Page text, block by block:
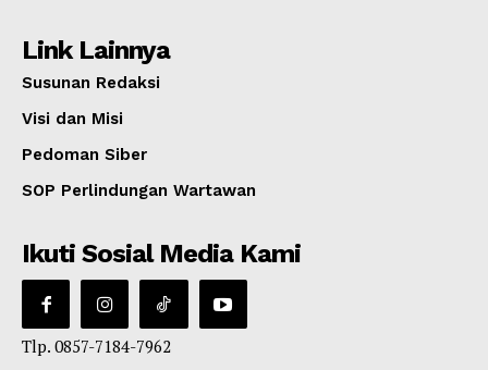
Link Lainnya
Susunan Redaksi
Visi dan Misi
Pedoman Siber
SOP Perlindungan Wartawan
Ikuti Sosial Media Kami
Tlp. 0857-7184-7962